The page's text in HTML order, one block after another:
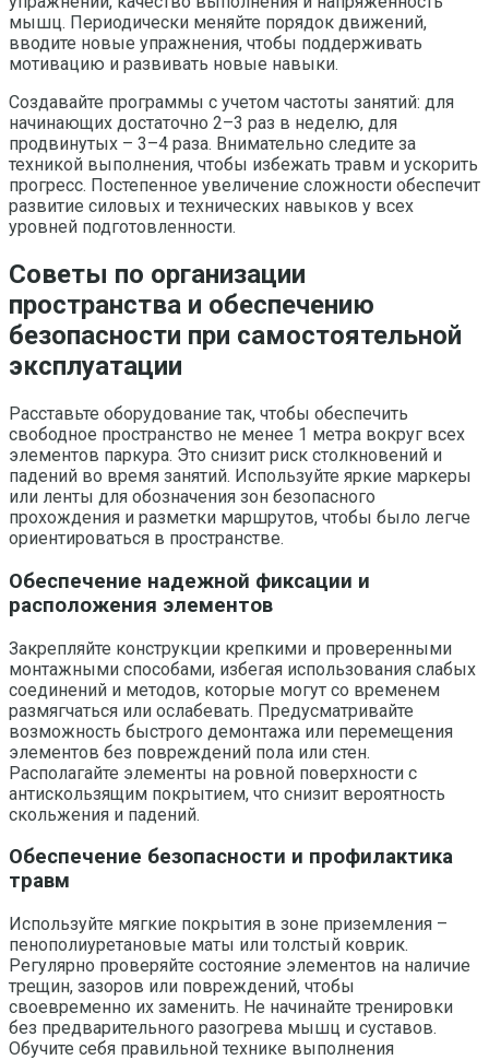
мышц. Периодически меняйте порядок движений,
вводите новые упражнения, чтобы поддерживать
мотивацию и развивать новые навыки.
Создавайте программы с учетом частоты занятий: для
начинающих достаточно 2–3 раз в неделю, для
продвинутых – 3–4 раза. Внимательно следите за
техникой выполнения, чтобы избежать травм и ускорить
прогресс. Постепенное увеличение сложности обеспечит
развитие силовых и технических навыков у всех
уровней подготовленности.
Советы по организации
пространства и обеспечению
безопасности при самостоятельной
эксплуатации
Расставьте оборудование так, чтобы обеспечить
свободное пространство не менее 1 метра вокруг всех
элементов паркура. Это снизит риск столкновений и
падений во время занятий. Используйте яркие маркеры
или ленты для обозначения зон безопасного
прохождения и разметки маршрутов, чтобы было легче
ориентироваться в пространстве.
Обеспечение надежной фиксации и
расположения элементов
Закрепляйте конструкции крепкими и проверенными
монтажными способами, избегая использования слабых
соединений и методов, которые могут со временем
размягчаться или ослабевать. Предусматривайте
возможность быстрого демонтажа или перемещения
элементов без повреждений пола или стен.
Располагайте элементы на ровной поверхности с
антискользящим покрытием, что снизит вероятность
скольжения и падений.
Обеспечение безопасности и профилактика
травм
Используйте мягкие покрытия в зоне приземления –
пенополиуретановые маты или толстый коврик.
Регулярно проверяйте состояние элементов на наличие
трещин, зазоров или повреждений, чтобы
своевременно их заменить. Не начинайте тренировки
без предварительного разогрева мышц и суставов.
Обучите себя правильной технике выполнения